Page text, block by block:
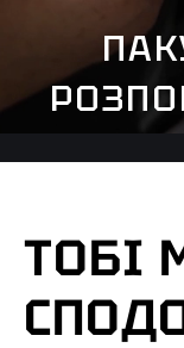
ТОБІ